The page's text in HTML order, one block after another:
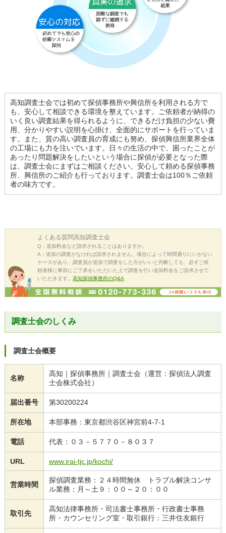
高知調査士会では初めて探偵事務所や興信所を利用される方で
も、安心して相談できる環境を整えています。ご依頼者が納得の
いく良い調査結果を得られるように、できるだけ負担の少ない費
用、分かりやすい説明を心掛け、全面的にサポートを行っていま
す。また、質の高い調査員の育成にも努め、探偵興信所業界全体
の工場にも力を注いでいます。日々の生活の中で、困ったことが
あったり問題解決をしたいという場合に探偵が必要となった際
は、調査士会にまずはご相談ください。安心して頼める探偵事務
所、興信所のご紹介も行っております。調査士会は100％ご依頼
者の味方です。
よくある質問高知調査士会
Q：追加料金など請求されることはありますか。
A：追加の調査がなければ請求されません。場合によって時間通りにいかない
ケースがあり、調査員が追加で調査をした方がいいと判断しても、必ずご依
頼者様に事前にご了承をいただいた上で調査を行い追加料金をご請求させて
いただきます。高知探偵事務所のQ&A
調査士会のしくみ
調査士会概要
名称
高知｜探偵事務所｜調査士会（運営：探偵法人調査
士会株式会社）
届出番号 第30200224
所在地 本部事務：東京都渋谷区神宮前4-7-1
電話 代表：０３－５７７０－８０３７
URL www.irai-tjc.jp/kochi/
営業時間
探偵調査業務：２４時間無休 トラブル解決コンサ
ル業務：月～土９：００～２０：００
取引先
高知法律事務所・司法書士事務所・行政書士事務
所・カウンセリング室・取引銀行：三井住友銀行